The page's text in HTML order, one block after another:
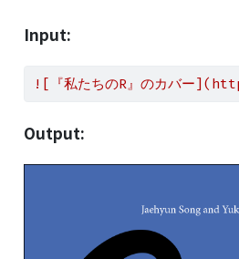
Input:
![『私たちのR』のカバー
Output: